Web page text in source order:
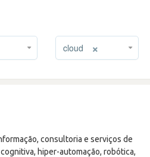
×
cloud
consultoria e serviços de
hiper-automação, robótica,